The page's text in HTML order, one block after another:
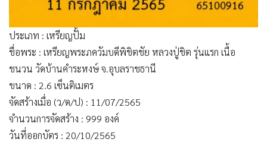
ประเภท : เหรียญปั้ม
ชื่อพระ : เหรียญพระภควัมบดีพิชิตชัย หลวงปู่ชิต รุ่นแรก เนื้อ
ชนวน วัดบ้านคำระหงษ์ จ.อุบลราชธานี
ขนาด : 2.6 เซ็นติเมตร
จัดสร้างเมื่อ (ว/ด/ป) : 11/07/2565
จำนวนการจัดสร้าง : 999 องค์
วันที่ออกบัตร : 20/10/2565